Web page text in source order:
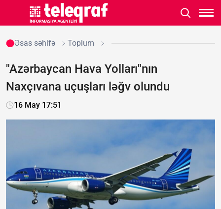
Əsas səhifə Toplum
"Azərbaycan Hava Yolları"nın
Naxçıvana uçuşları ləğv olundu
16 May 17:51